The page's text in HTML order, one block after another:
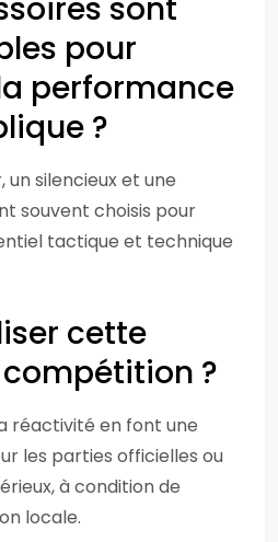
sont
pour
performance
?
un silencieux et une
souvent choisis pour
tactique et technique
cette
?
réactivité en font une
les parties officielles ou
à condition de
locale.